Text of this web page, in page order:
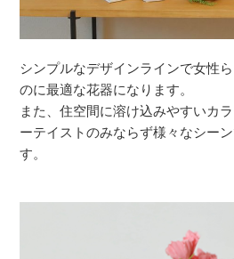
シンプルなデザインラインで女性
のに最適な花器になります。
また、住空間に溶け込みやすいカ
ーテイストのみならず様々なシー
す。